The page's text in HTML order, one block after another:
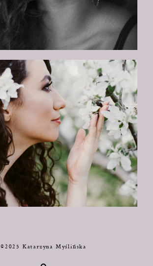
©2025 Katarzyna Myślińska